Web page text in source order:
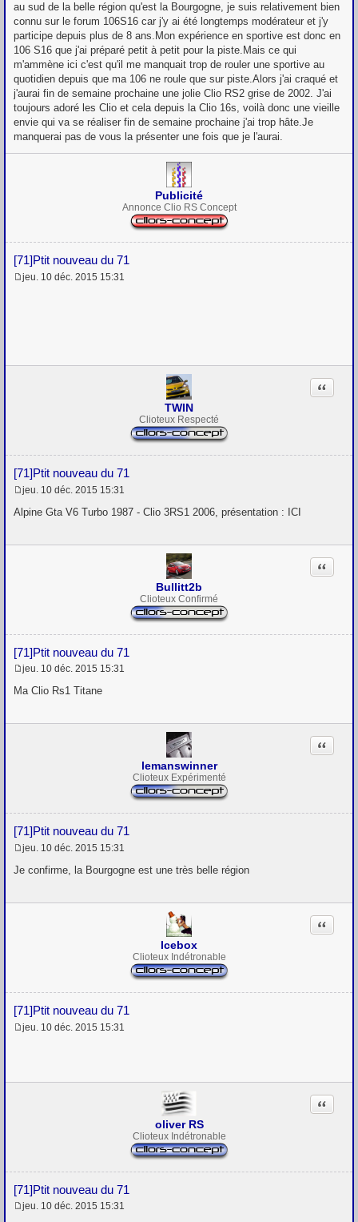
s
a
g
e
au sud de la belle région qu'est la Bourgogne, je suis relativement bien
connu sur le forum 106S16 car j'y ai été longtemps modérateur et j'y
participe depuis plus de 8 ans.Mon expérience en sportive est donc en
106 S16 que j'ai préparé petit à petit pour la piste.Mais ce qui
m'ammène ici c'est qu'il me manquait trop de rouler une sportive au
quotidien depuis que ma 106 ne roule que sur piste.Alors j'ai craqué et
j'aurai fin de semaine prochaine une jolie Clio RS2 grise de 2002. J'ai
toujours adoré les Clio et cela depuis la Clio 16s, voilà donc une vieille
envie qui va se réaliser fin de semaine prochaine j'ai trop hâte.Je
manquerai pas de vous la présenter une fois que je l'aurai.
Publicité
Annonce Clio RS Concept
[71]Ptit nouveau du 71
M
jeu. 10 déc. 2015 15:31
TWIN
Clioteux Respecté
[71]Ptit nouveau du 71
Citation
M
e
s
a
jeu. 10 déc. 2015 15:31
Alpine Gta V6 Turbo 1987 - Clio 3RS1 2006, présentation : ICI
Bullitt2b
Clioteux Confirmé
[71]Ptit nouveau du 71
Citation
e
a
jeu. 10 déc. 2015 15:31
Ma Clio Rs1 Titane
lemanswinner
Clioteux Expérimenté
[71]Ptit nouveau du 71
Citation
M
e
a
jeu. 10 déc. 2015 15:31
Je confirme, la Bourgogne est une très belle région
Icebox
Clioteux Indétronable
[71]Ptit nouveau du 71
Citation
M
a
jeu. 10 déc. 2015 15:31
oliver RS
Clioteux Indétronable
[71]Ptit nouveau du 71
Citation
jeu. 10 déc. 2015 15:31